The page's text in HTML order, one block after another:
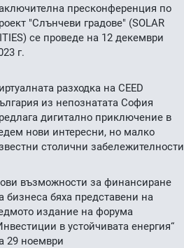
пресконференция по
"Слънчеви градове" (SOLAR
се проведе на 12 декември
г.
разходка на CEED
из непознатата София
дигитално приключение в
нови интересни, но малко
столични забележителности
възможности за финансиране
бизнеса бяха представени на
издание на форума
в устойчивата енергия“
29 ноември